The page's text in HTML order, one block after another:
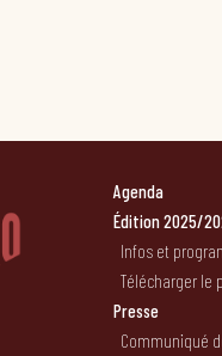
Agenda
Édition 2025/
Infos et
Télécharger le
Presse
Communiqué